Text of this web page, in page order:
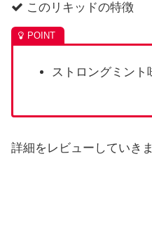
このリキッドの特徴
ストロングミント
詳細をレビューしていきま